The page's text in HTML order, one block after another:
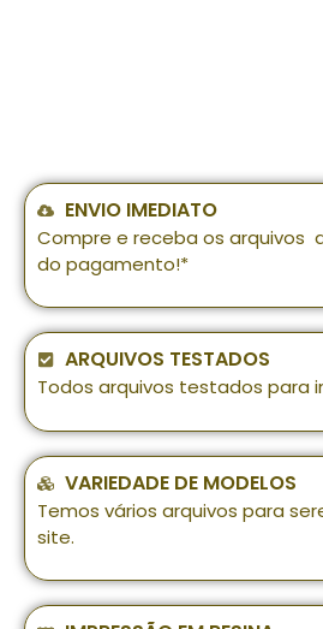
ENVIO IMEDIATO
Compre e receba os arquivos
do pagamento!*
ARQUIVOS TESTADOS
Todos arquivos testados para
VARIEDADE DE MODELOS
Temos vários arquivos para
site.